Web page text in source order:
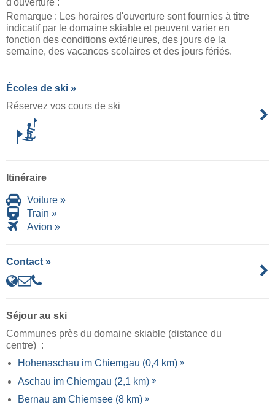
d'ouverture :
Remarque : Les horaires d'ouverture sont fournies à titre
indicatif par le domaine skiable et peuvent varier en
fonction des conditions extérieures, des jours de la
semaine, des vacances scolaires et des jours fériés.
Écoles de ski »
Réservez vos cours de ski
Itinéraire
Voiture »
Train »
Avion »
Contact »
Séjour au ski
Communes près du domaine skiable (distance du
centre) :
Hohenaschau im Chiemgau (0,4 km)
Aschau im Chiemgau (2,1 km)
Bernau am Chiemsee (8 km)